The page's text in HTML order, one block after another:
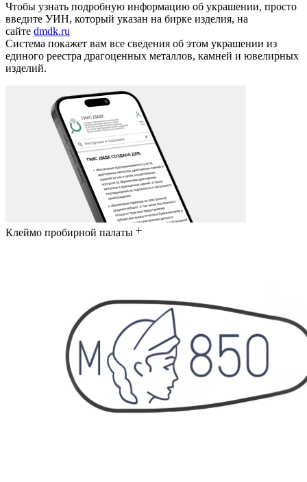
Чтобы узнать подробную информацию об украшении, просто
введите УИН, который указан на бирке изделия, на
сайте dmdk.ru
Система покажет вам все сведения об этом украшении из
единого реестра драгоценных металлов, камней и ювелирных
изделий.
Клеймо пробирной палаты